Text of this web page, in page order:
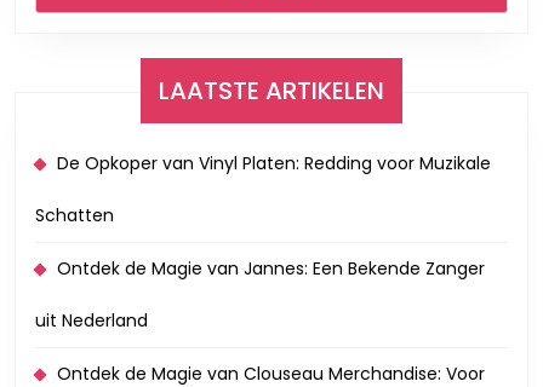
LAATSTE ARTIKELEN
De Opkoper van Vinyl Platen: Redding voor Muzikale
Schatten
Ontdek de Magie van Jannes: Een Bekende Zanger
uit Nederland
Ontdek de Magie van Clouseau Merchandise: Voor